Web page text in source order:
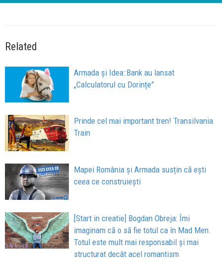
Related
Armada și Idea::Bank au lansat
„Calculatorul cu Dorințe”
Prinde cel mai important tren! Transilvania
Train
Mapei România și Armada susțin că ești
ceea ce construiești
[Start in creatie] Bogdan Obreja: Îmi
imaginam că o să fie totul ca în Mad Men.
Totul este mult mai responsabil și mai
structurat decât acel romantism